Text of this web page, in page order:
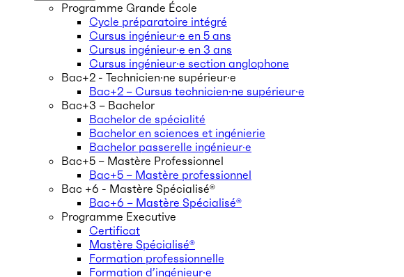
Programme Grande École
Cycle préparatoire intégré
Cursus ingénieur·e en 5 ans
Cursus ingénieur·e en 3 ans
Cursus ingénieur·e section anglophone
Bac+2 - Technicien·ne supérieur·e
Bac+2 – Cursus technicien·ne supérieur·e
Bac+3 – Bachelor
Bachelor de spécialité
Bachelor en sciences et ingénierie
Bachelor passerelle ingénieur·e
Bac+5 – Mastère Professionnel
Bac+5 – Mastère professionnel
Bac +6 - Mastère Spécialisé®
Bac+6 – Mastère Spécialisé®
Programme Executive
Certificat
Mastère Spécialisé®
Formation professionnelle
Formation d’ingénieur·e